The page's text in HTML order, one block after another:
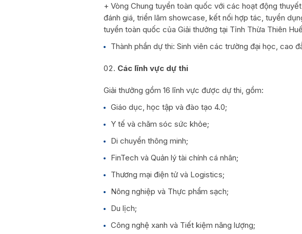
+ Vòng Chung tuyển toàn quốc với các hoạt động
đánh giá, triển lãm showcase, kết nối hợp tác, tuyển
tuyển toàn quốc của Giải thưởng tại Tỉnh Thừa Thiên
Thành phần dự thi: Sinh viên các trường đại học, cao
Các lĩnh vực dự thi
Giải thưởng gồm 16 lĩnh vực được dự thi, gồm:
Giáo dục, học tập và đào tạo 4.0;
Y tế và chăm sóc sức khỏe;
Di chuyển thông minh;
FinTech và Quản lý tài chính cá nhân;
Thương mại điện tử và Logistics;
Nông nghiệp và Thực phẩm sạch;
Du lịch;
Công nghệ xanh và Tiết kiệm năng lượng;